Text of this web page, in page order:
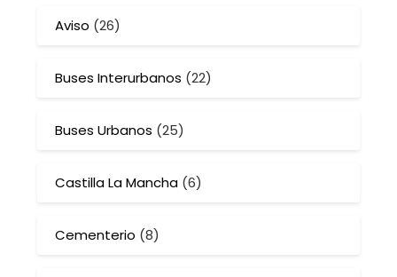
Aviso (26)
Buses Interurbanos (22)
Buses Urbanos (25)
Castilla La Mancha (6)
Cementerio (8)